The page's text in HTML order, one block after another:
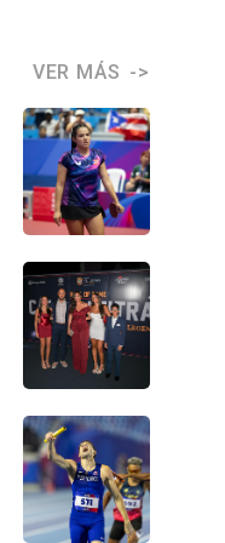
VER MÁS